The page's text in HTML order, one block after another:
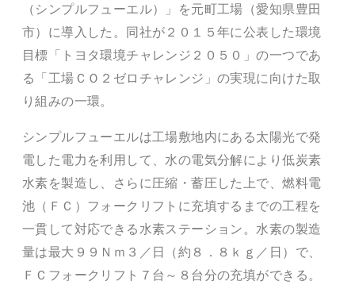
（シンプルフューエル）」を元町工場（愛知県豊田
市）に導入した。同社が２０１５年に公表した環境
目標「トヨタ環境チャレンジ２０５０」の一つであ
る「工場ＣＯ２ゼロチャレンジ」の実現に向けた取
り組みの一環。
シンプルフューエルは工場敷地内にある太陽光で発
電した電力を利用して、水の電気分解により低炭素
水素を製造し、さらに圧縮・蓄圧した上で、燃料電
池（ＦＣ）フォークリフトに充填するまでの工程を
一貫して対応できる水素ステーション。水素の製造
量は最大９９Ｎｍ３／日（約８．８ｋｇ／日）で、
ＦＣフォークリフト７台～８台分の充填ができる。